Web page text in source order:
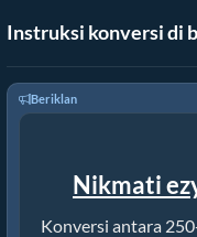
Instruksi konversi di
Beriklan
Nikmati
Konversi antara